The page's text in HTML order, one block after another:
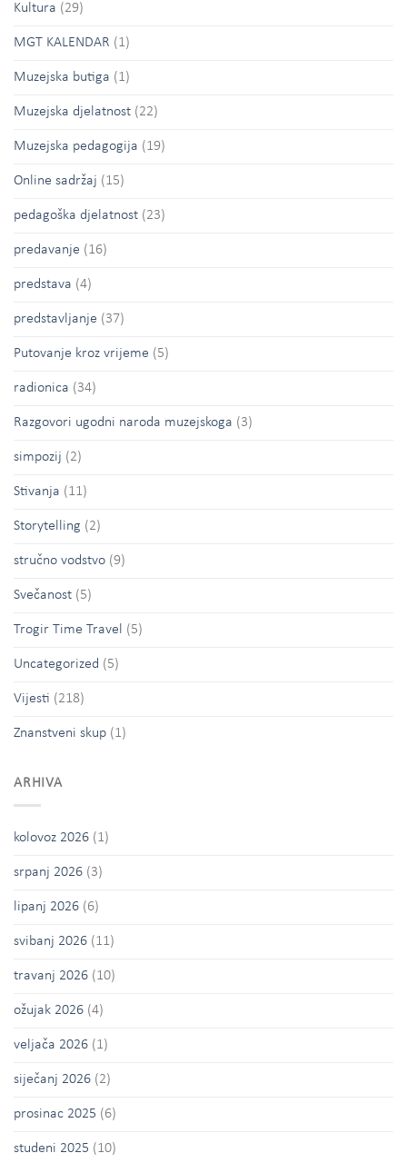
Kultura (29)
MGT KALENDAR (1)
Muzejska butiga (1)
Muzejska djelatnost (22)
Muzejska pedagogija (19)
Online sadržaj (15)
pedagoška djelatnost (23)
predavanje (16)
predstava (4)
predstavljanje (37)
Putovanje kroz vrijeme (5)
radionica (34)
Razgovori ugodni naroda muzejskoga (3)
simpozij (2)
Stivanja (11)
Storytelling (2)
stručno vodstvo (9)
Svečanost (5)
Trogir Time Travel (5)
Uncategorized (5)
Vijesti (218)
Znanstveni skup (1)
ARHIVA
kolovoz 2026 (1)
srpanj 2026 (3)
lipanj 2026 (6)
svibanj 2026 (11)
travanj 2026 (10)
ožujak 2026 (4)
veljača 2026 (1)
siječanj 2026 (2)
prosinac 2025 (6)
studeni 2025 (10)